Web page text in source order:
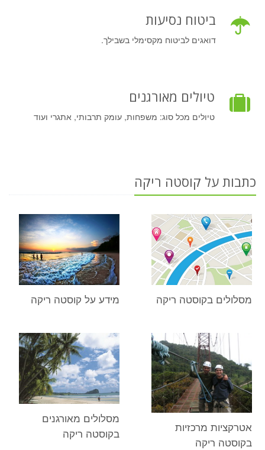
ביטוח נסיעות
דואגים לביטוח מקסימלי בשבילך.
טיולים מאורגנים
טיולים מכל סוג: משפחות, עומק תרבותי, אתגרי ועוד
כתבות על קוסטה ריקה
מסלולים בקוסטה ריקה מידע על קוסטה ריקה
אטרקציות מרכזיות
בקוסטה ריקה
מסלולים מאורגנים
בקוסטה ריקה